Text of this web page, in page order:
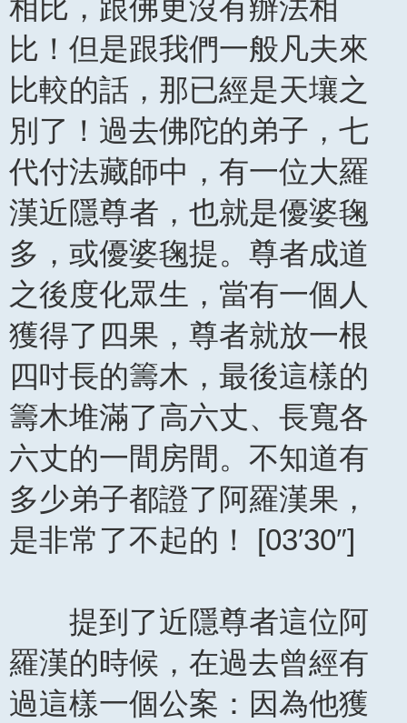
相比，跟佛更沒有辦法相
比！但是跟我們一般凡夫來
比較的話，那已經是天壤之
別了！過去佛陀的弟子，七
代付法藏師中，有一位大羅
漢近隱尊者，也就是優婆毱
多，或優婆毱提。尊者成道
之後度化眾生，當有一個人
獲得了四果，尊者就放一根
四吋長的籌木，最後這樣的
籌木堆滿了高六丈、長寬各
六丈的一間房間。不知道有
多少弟子都證了阿羅漢果，
是非常了不起的！ [03′30″]
提到了近隱尊者這位阿
羅漢的時候，在過去曾經有
過這樣一個公案：因為他獲